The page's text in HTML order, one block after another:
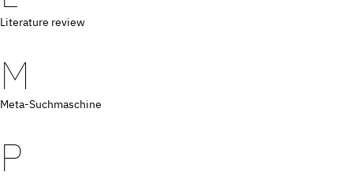
Literature review
M
Meta-Suchmaschine
P